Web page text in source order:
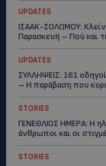
UPDATES
ΙΣΑΑΚ-ΣΟΛΩΜΟΥ:
Παρασκευή – Πού και
UPDATES
ΣΥΛΛΗΨΕΙΣ: 161
– Η παράβαση που
STORIES
ΓΕΝΕΘΛΙΟΣ ΗΜΕΡΑ: Η
άνθρωποι και οι
STORIES